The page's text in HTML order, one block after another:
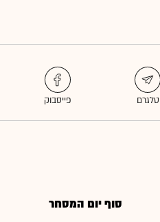
סוף יום המסחר